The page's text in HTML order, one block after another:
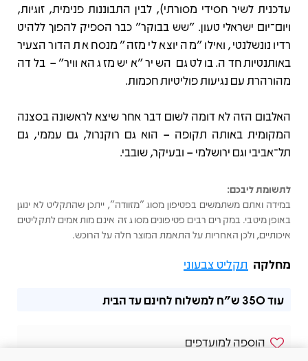
עדכנית לשיר חסידי מסורתי), לבין התבוננות פנימית, זוגיות,
ויום־יום ישראלי טעון. "שש בבוקר" כבר הספיק להפוך ללהיט
רדיו נונשלנטי, ואילו "מה יוצא לי מזה" מנסח את הדור הצעיר
באותנטיות חדה. בולט גם השיר "איש מזג האוויר" – בלדה
מהורהרת עם נגיעות פוליטיות חכמות.
האלבום הזה לא דומה לשום דבר אחר שיצא לראשונה בסצנה
המקומית באותה תקופה – הוא גם רוקנרול, גם עממי, גם
תל־אביבי וגם ירושלמי – ובעיקר, שובבי.
לתשומת ליבכם:
במידה ואתם משתמשים בפטיפון מסוג "מזוודה", ייתכן שהתקליט לא ינוגן
באופן מיטבי. במקרים רבים פטיפונים מסוג זה אינם מותאמים לתקליטים
איכותיים, ולכן האחריות על התאמת המוצר חלה על הרוכש.
מחלקה תקליט צבעוני
עוד350 ש"ח למשלוח לחינם עד הבית
הוספה למועדפים